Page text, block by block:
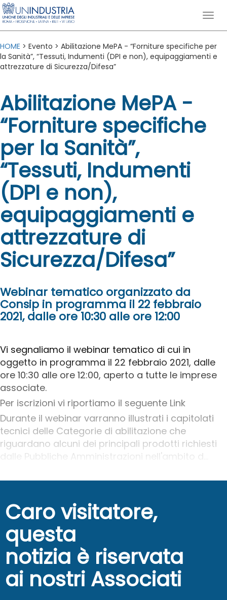
HOME > Evento > Abilitazione MePA - “Forniture specifiche per
la Sanità”, “Tessuti, Indumenti (DPI e non), equipaggiamenti e
attrezzature di Sicurezza/Difesa”
Abilitazione MePA -
“Forniture specifiche
per la Sanità”,
“Tessuti, Indumenti
(DPI e non),
equipaggiamenti e
attrezzature di
Sicurezza/Difesa”
Webinar tematico organizzato da
Consip in programma il 22 febbraio
2021, dalle ore 10:30 alle ore 12:00
Vi segnaliamo il webinar tematico di cui in
oggetto in programma il 22 febbraio 2021, dalle
ore 10:30 alle ore 12:00, aperto a tutte le imprese
associate.
Per iscrizioni vi riportiamo il seguente Link
Durante il webinar varranno illustrati i capitolati
tecnici delle Categorie di abilitazione che
riguardano alcuni dei principali prodotti richiesti
dalle Pubbliche Amministrazioni nell'ambito d...
Caro visitatore,
questa
notizia è riservata
ai nostri Associati